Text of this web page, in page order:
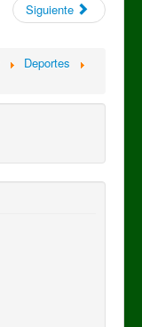
Siguiente
Deportes